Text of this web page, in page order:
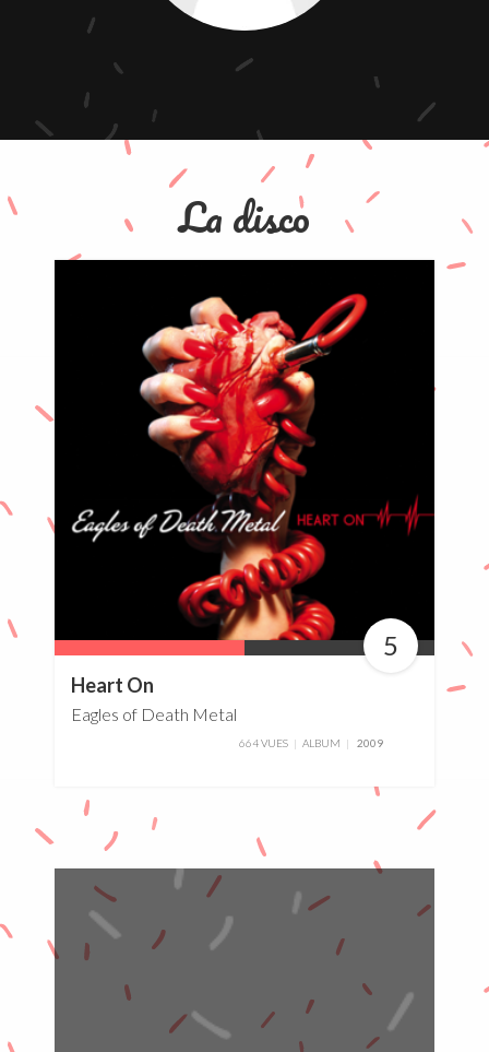
La disco
5
Heart On
Eagles of Death Metal
664 VUES ALBUM 2009